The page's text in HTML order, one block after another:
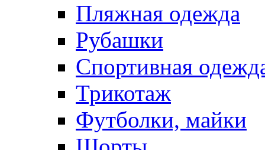
Пляжная одежда
Рубашки
Спортивная
Трикотаж
Футболки, майки